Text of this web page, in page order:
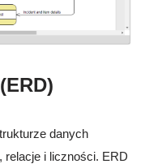
danych
relacje i liczności. ERD